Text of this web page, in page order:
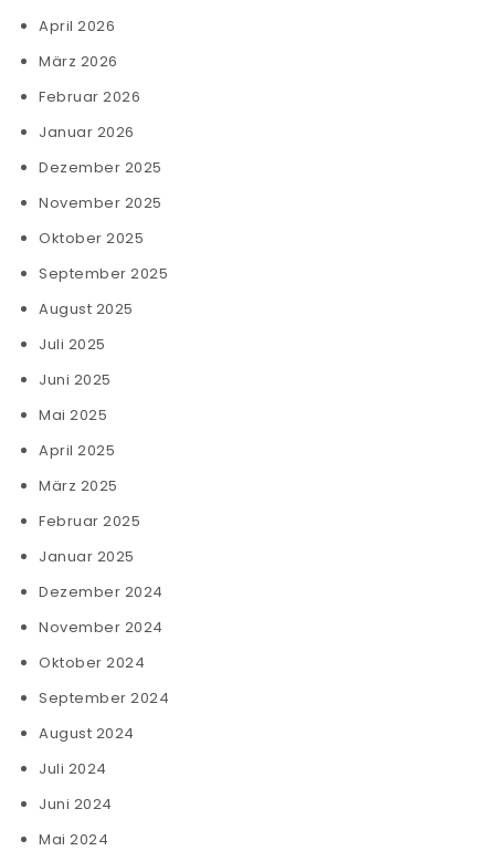
April 2026
März 2026
Februar 2026
Januar 2026
Dezember 2025
November 2025
Oktober 2025
September 2025
August 2025
Juli 2025
Juni 2025
Mai 2025
April 2025
März 2025
Februar 2025
Januar 2025
Dezember 2024
November 2024
Oktober 2024
September 2024
August 2024
Juli 2024
Juni 2024
Mai 2024